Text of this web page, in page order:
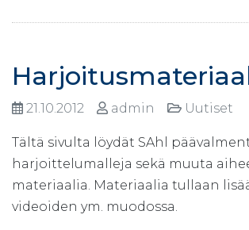
21.10.2012 admin Uutiset
Tältä sivulta löydät SAhl
harjoittelumalleja sekä muuta
materiaalia. Materiaalia tullaan
videoiden ym. muodossa.